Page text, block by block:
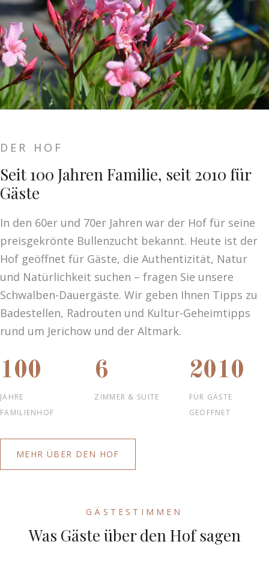
DER HOF
Seit 100 Jahren Familie, seit 2010 für
Gäste
In den 60er und 70er Jahren war der Hof für seine
preisgekrönte Bullenzucht bekannt. Heute ist der
Hof geöffnet für Gäste, die Authentizität, Natur
und Natürlichkeit suchen – fragen Sie unsere
Schwalben-Dauergäste. Wir geben Ihnen Tipps zu
Badestellen, Radrouten und Kultur-Geheimtipps
rund um Jerichow und der Altmark.
100
JAHRE
FAMILIENHOF
6
ZIMMER & SUITE
2010
FÜR GÄSTE
GEÖFFNET
MEHR ÜBER DEN HOF
GÄSTESTIMMEN
Was Gäste über den Hof sagen